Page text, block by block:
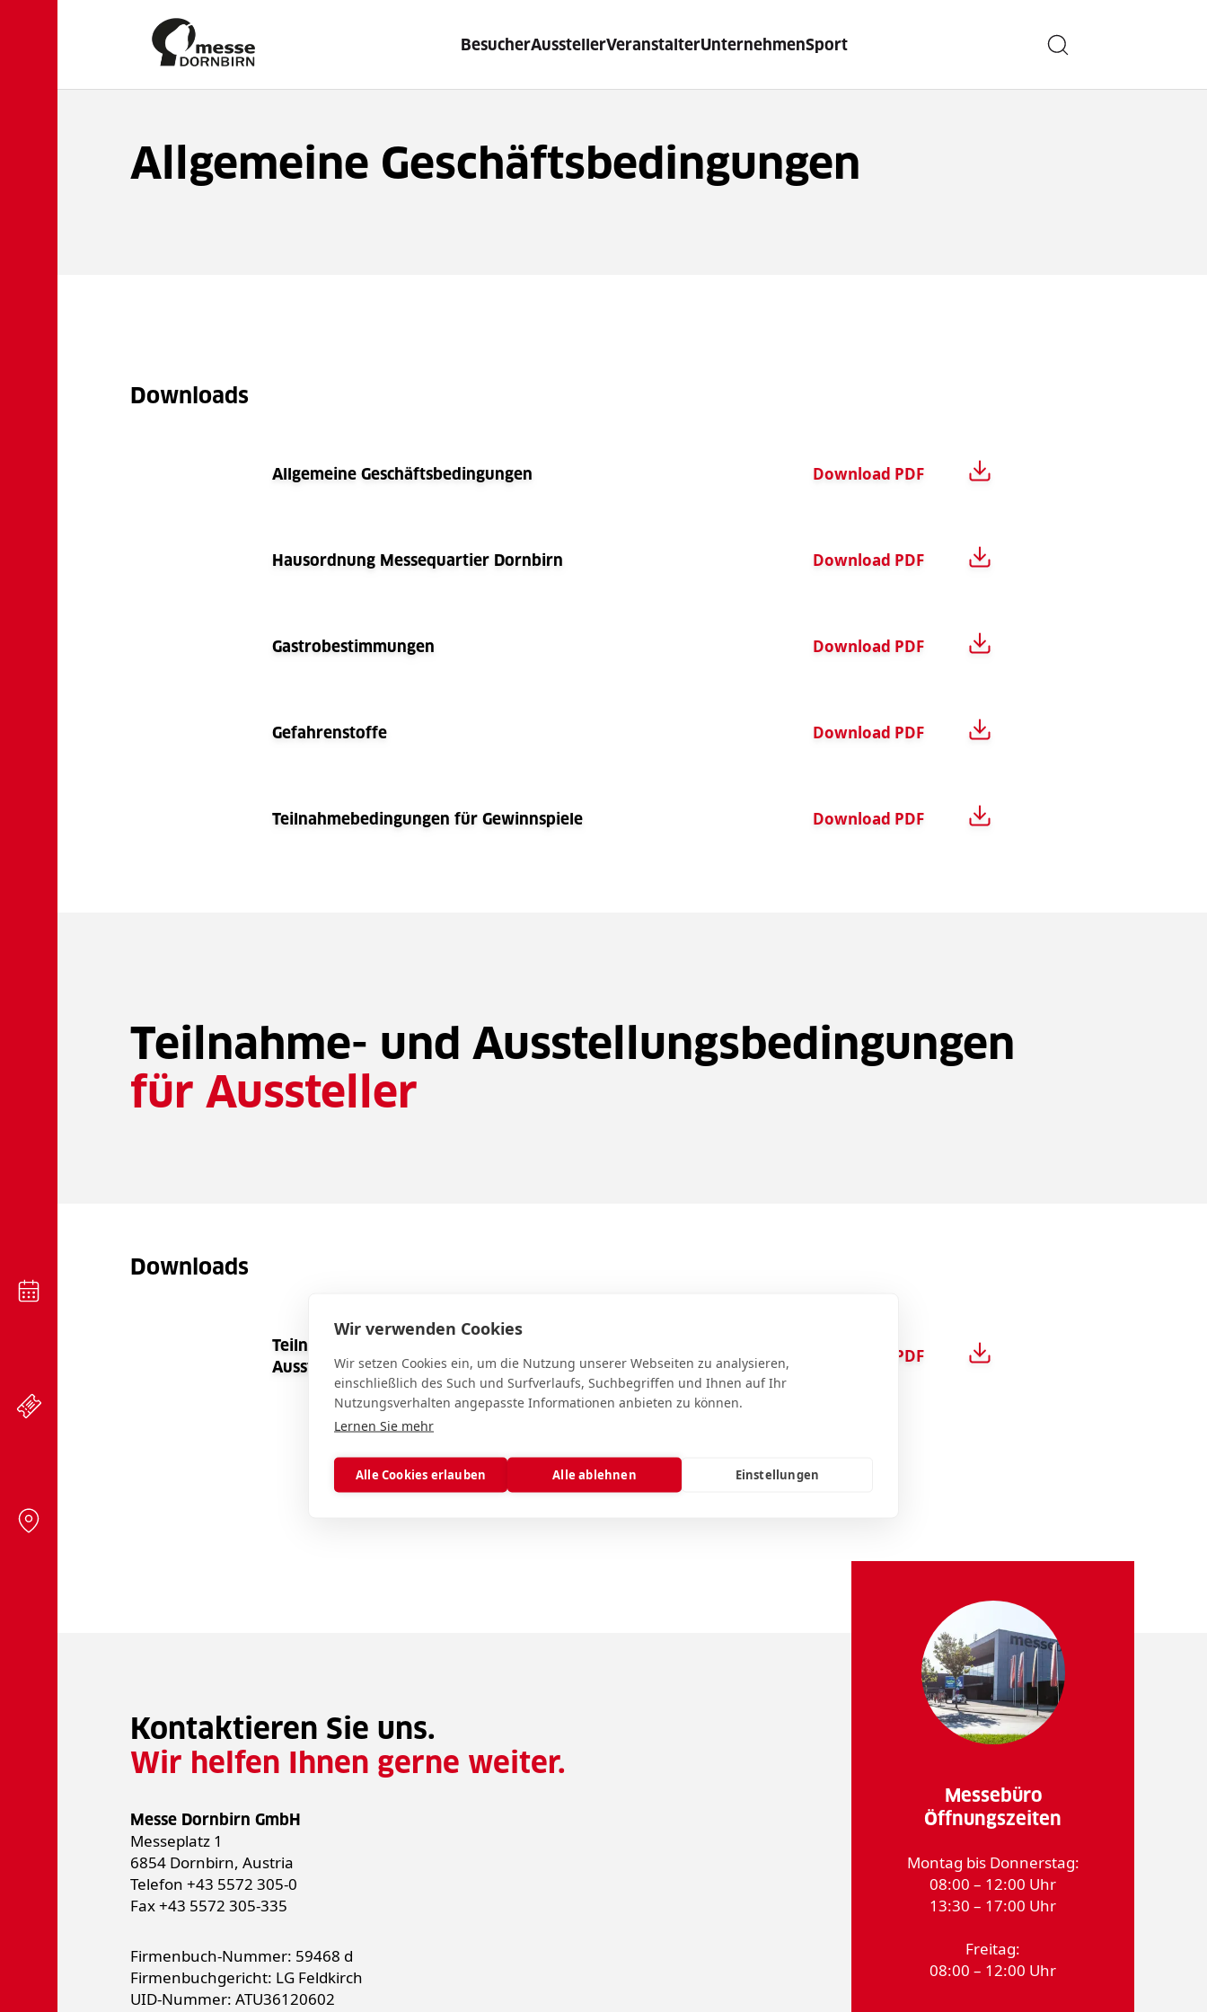
BesucherAusstellerVeranstalterUnternehmenSport
Allgemeine Geschäftsbedingungen
Downloads
Allgemeine Geschäftsbedingungen Download PDF
Hausordnung Messequartier Dornbirn Download PDF
Gastrobestimmungen Download PDF
Gefahrenstoffe Download PDF
Teilnahmebedingungen für Gewinnspiele Download PDF
Teilnahme- und Ausstellungsbedingungen
für Aussteller
Downloads
Teilnahme und Ausstellungsbedingungen für
Aussteller
PDF
Kontaktieren Sie uns.
Wir helfen Ihnen gerne weiter.
Messe Dornbirn GmbH
Messeplatz 1
6854 Dornbirn, Austria
Telefon +43 5572 305-0
Fax +43 5572 305-335
Firmenbuch-Nummer: 59468 d
Firmenbuchgericht: LG Feldkirch
UID-Nummer: ATU36120602
Messebüro
Öffnungszeiten
Montag bis Donnerstag:
08:00 – 12:00 Uhr
13:30 – 17:00 Uhr
Freitag:
08:00 – 12:00 Uhr
Wir verwenden Cookies
Wir setzen Cookies ein, um die Nutzung unserer Webseiten zu analysieren,
einschließlich des Such und Surfverlaufs, Suchbegriffen und Ihnen auf Ihr
Nutzungsverhalten angepasste Informationen anbieten zu können.
Lernen Sie mehr
Alle Cookies erlauben Alle ablehnen Einstellungen